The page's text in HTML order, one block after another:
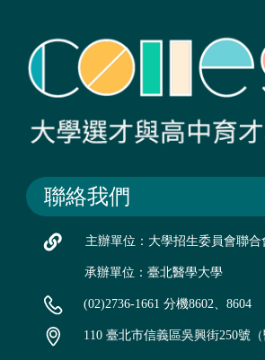
聯絡我們
主辦單位：大學招生委員會聯合
承辦單位：臺北醫學大學
(02)2736-1661 分機8602、8604
110 臺北市信義區吳興街250號